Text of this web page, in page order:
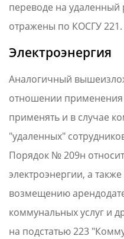
переводе на
отражены по КОСГУ 221.
Электроэнергия
Аналогичный
отношении
применять и в случае
"удаленных"
Порядок № 209н относит
электроэнергии, а
возмещению
коммунальных услуг и
на подстатью 223